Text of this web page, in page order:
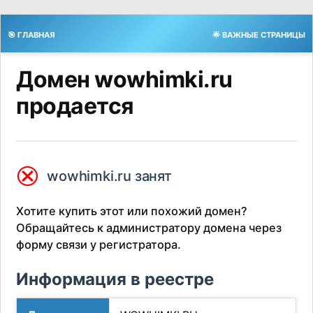
🎯 ГЛАВНАЯ 🌟 ВАЖНЫЕ СТРАНИЦЫ
Домен wowhimki.ru
продается
⮿ wowhimki.ru занят
Хотите купить этот или похожий домен?
Обращайтесь к администратору домена через
форму связи у регистратора.
Информация в реестре